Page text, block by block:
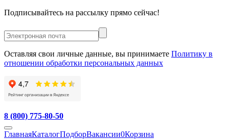
Подписывайтесь на рассылку прямо сейчас!
Оставляя свои личные данные, вы принимаете Политику в
отношении обработки персональных данных
8 (800) 775-80-50
ГлавнаяКаталогПодборВакансии0Корзина